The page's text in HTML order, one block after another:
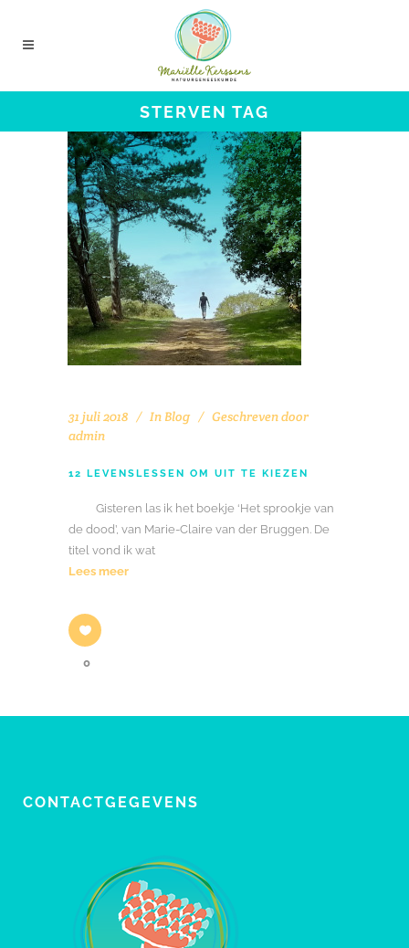
STERVEN TAG
31 juli 2018 In Blog
Geschreven door
admin
12 LEVENSLESSEN OM UIT TE KIEZEN
Gisteren las ik het boekje ‘Het sprookje van
de dood’, van Marie-Claire van der Bruggen. De
titel vond ik wat
Lees meer
0
CONTACTGEGEVENS